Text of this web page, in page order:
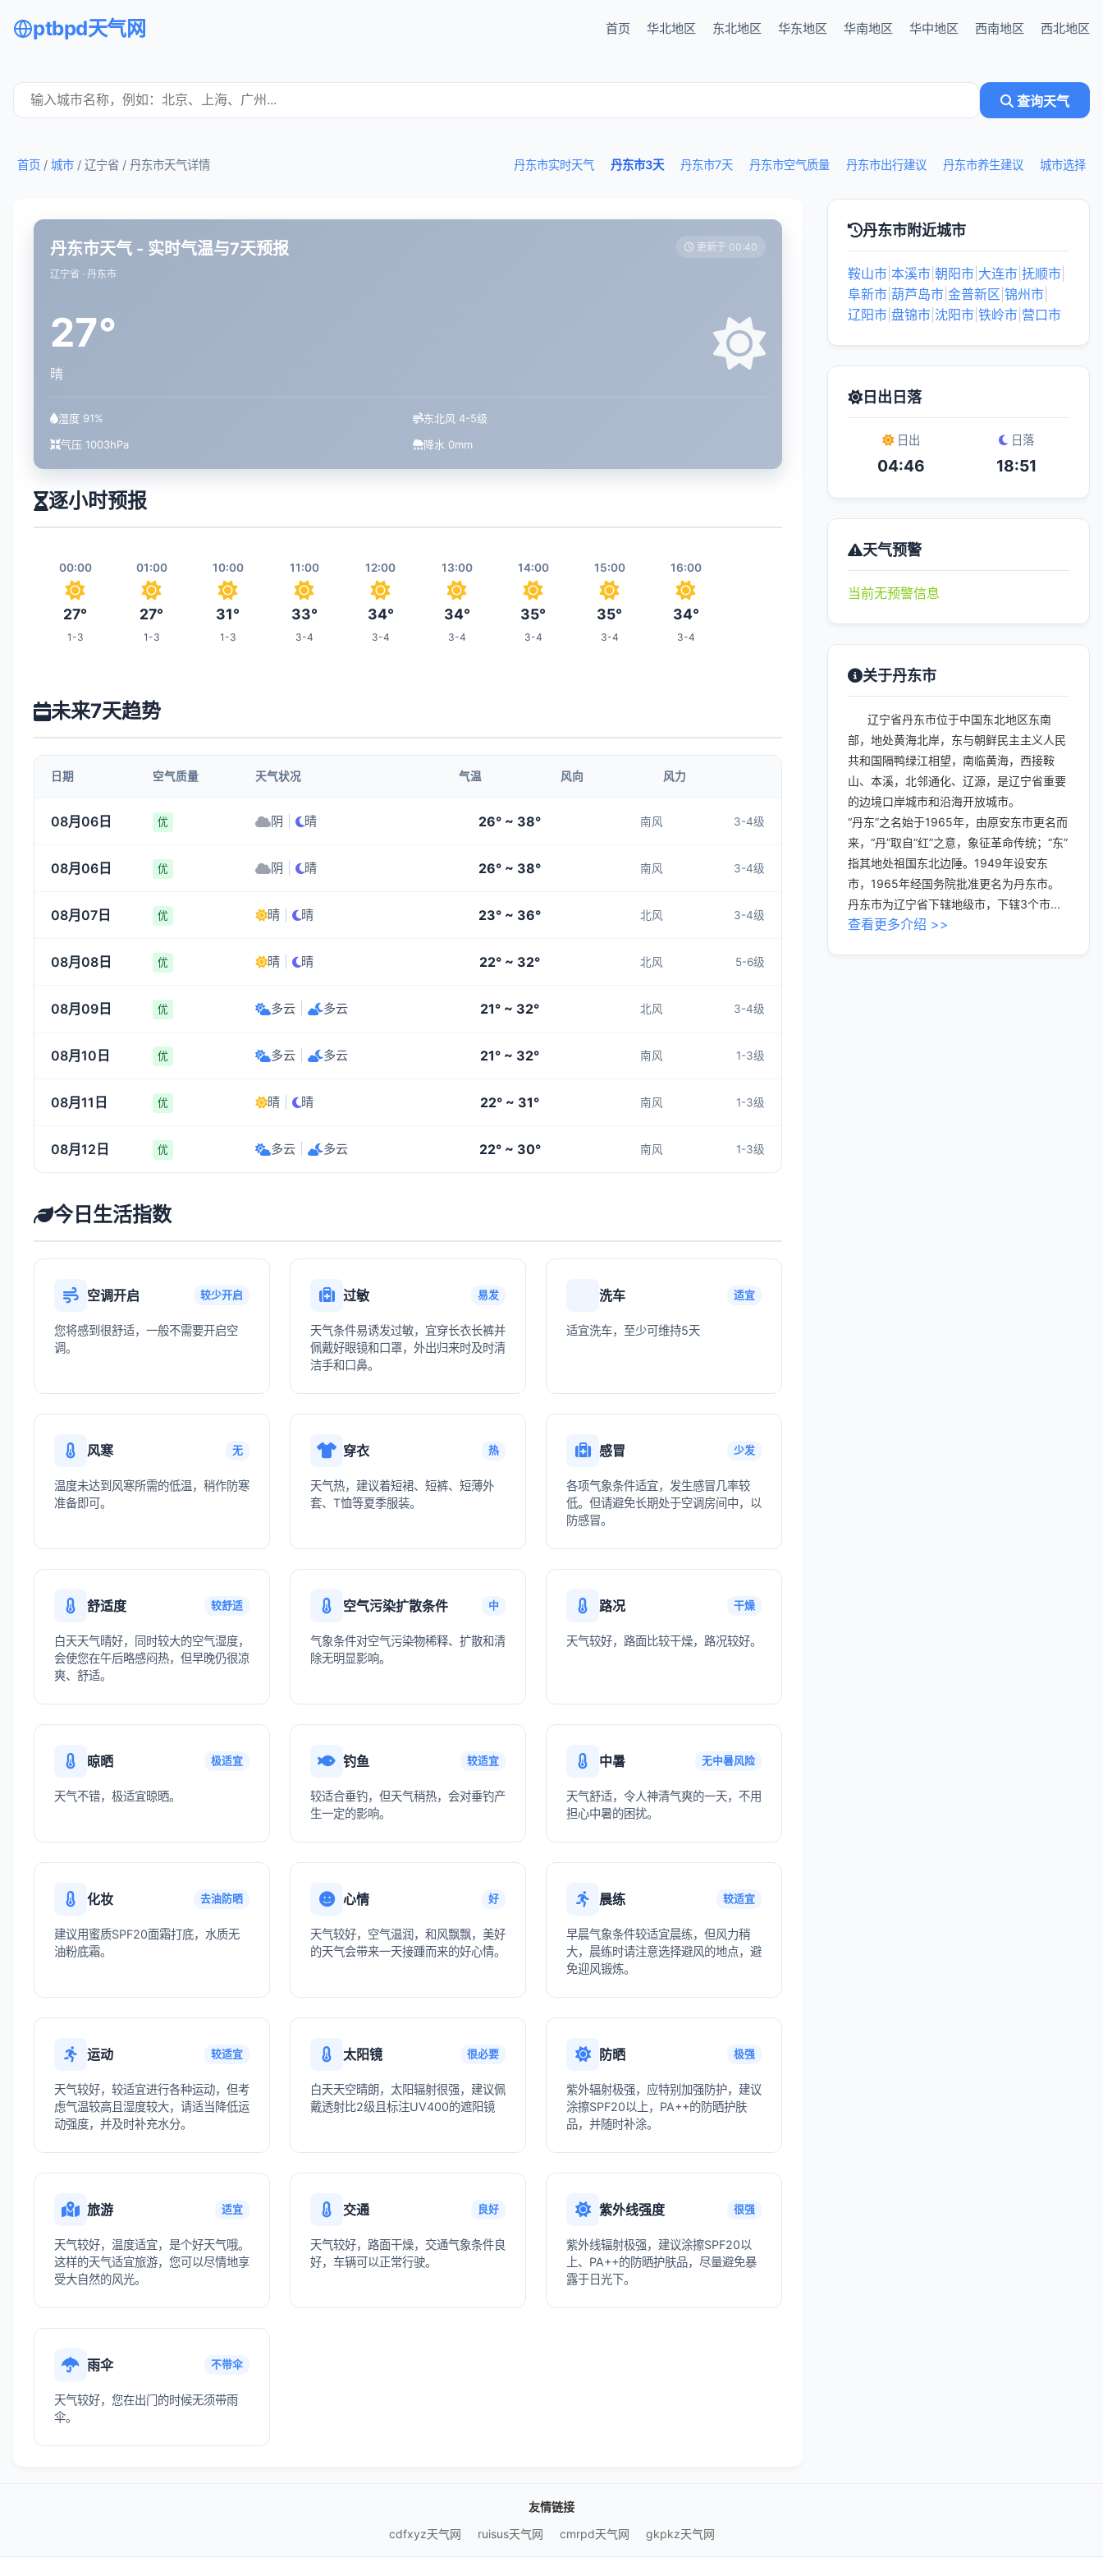
ptbpd天气网 首页 华北地区 东北地区 华东地区 华南地区 华中地区 西南地区 西北地区
查询天气
丹东市实时天气 丹东市3天 丹东市7天 丹东市空气质量 丹东市出行建议 丹东市养生建议 城市选择
首页 / 城市 / 辽宁省 / 丹东市天气详情
丹东市天气 - 实时气温与7天预报
辽宁省 · 丹东市
更新于 00:40
27°
晴
湿度 91%
东北风 4-5级
气压 1003hPa
降水 0mm
逐小时预报
00:00
27°
1-3
01:00
27°
1-3
10:00
31°
1-3
11:00
33°
3-4
12:00
34°
3-4
13:00
34°
3-4
14:00
35°
3-4
15:00
35°
3-4
16:00
34°
3-4
3-4 3-4 3-4 1-3 3-4 1-3 1-3 5-6 1-3
1-3 1-3 1-3
未来7天趋势
日期 空气质量 天气状况 气温 风向 风力
08月06日 优 阴 晴 26° ~ 38° 南风 3-4级
08月06日 优 阴 晴 26° ~ 38° 南风 3-4级
08月07日 优 晴 晴 23° ~ 36° 北风 3-4级
08月08日 优 晴 晴 22° ~ 32° 北风 5-6级
08月09日 优 多云 多云 21° ~ 32° 北风 3-4级
08月10日 优 多云 多云 21° ~ 32° 南风 1-3级
08月11日 优 晴 晴 22° ~ 31° 南风 1-3级
08月12日 优 多云 多云 22° ~ 30° 南风 1-3级
今日生活指数
空调开启 较少开启
您将感到很舒适，一般不需要开启空
调。
过敏 易发
天气条件易诱发过敏，宜穿长衣长裤并
佩戴好眼镜和口罩，外出归来时及时清
洁手和口鼻。
洗车 适宜
适宜洗车，至少可维持5天
风寒 无
温度未达到风寒所需的低温，稍作防寒
准备即可。
穿衣 热
天气热，建议着短裙、短裤、短薄外
套、T恤等夏季服装。
感冒 少发
各项气象条件适宜，发生感冒几率较
低。但请避免长期处于空调房间中，以
防感冒。
舒适度 较舒适
白天天气晴好，同时较大的空气湿度，
会使您在午后略感闷热，但早晚仍很凉
爽、舒适。
空气污染扩散条件 中
气象条件对空气污染物稀释、扩散和清
除无明显影响。
路况 干燥
天气较好，路面比较干燥，路况较好。
晾晒 极适宜
天气不错，极适宜晾晒。
钓鱼 较适宜
较适合垂钓，但天气稍热，会对垂钓产
生一定的影响。
中暑 无中暑风险
天气舒适，令人神清气爽的一天，不用
担心中暑的困扰。
化妆 去油防晒
建议用蜜质SPF20面霜打底，水质无
油粉底霜。
心情 好
天气较好，空气温润，和风飘飘，美好
的天气会带来一天接踵而来的好心情。
晨练 较适宜
早晨气象条件较适宜晨练，但风力稍
大，晨练时请注意选择避风的地点，避
免迎风锻炼。
运动 较适宜
天气较好，较适宜进行各种运动，但考
虑气温较高且湿度较大，请适当降低运
动强度，并及时补充水分。
太阳镜 很必要
白天天空晴朗，太阳辐射很强，建议佩
戴透射比2级且标注UV400的遮阳镜
防晒 极强
紫外辐射极强，应特别加强防护，建议
涂擦SPF20以上，PA++的防晒护肤
品，并随时补涂。
旅游 适宜
天气较好，温度适宜，是个好天气哦。
这样的天气适宜旅游，您可以尽情地享
受大自然的风光。
交通 良好
天气较好，路面干燥，交通气象条件良
好，车辆可以正常行驶。
紫外线强度 很强
紫外线辐射极强，建议涂擦SPF20以
上、PA++的防晒护肤品，尽量避免暴
露于日光下。
雨伞 不带伞
天气较好，您在出门的时候无须带雨
伞。
丹东市附近城市
鞍山市 本溪市 朝阳市 大连市 抚顺市
阜新市 葫芦岛市 金普新区 锦州市
辽阳市 盘锦市 沈阳市 铁岭市 营口市
日出日落
日出
04:46
日落
18:51
天气预警
当前无预警信息
关于丹东市
辽宁省丹东市位于中国东北地区东南
部，地处黄海北岸，东与朝鲜民主主义人民
共和国隔鸭绿江相望，南临黄海，西接鞍
山、本溪，北邻通化、辽源，是辽宁省重要
的边境口岸城市和沿海开放城市。
“丹东”之名始于1965年，由原安东市更名而
来，“丹”取自“红”之意，象征革命传统；“东”
指其地处祖国东北边陲。1949年设安东
市，1965年经国务院批准更名为丹东市。
丹东市为辽宁省下辖地级市，下辖3个市...
查看更多介绍 >>
友情链接
cdfxyz天气网
ruisus天气网 cmrpd天气网 gkpkz天气网